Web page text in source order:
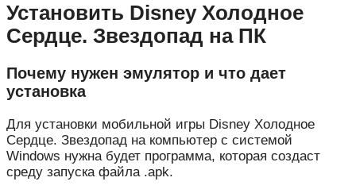
Установить Disney Холодное
Сердце. Звездопад на ПК
Почему нужен эмулятор и что дает
установка
Для установки мобильной игры Disney Холодное
Сердце. Звездопад на компьютер с системой
Windows нужна будет программа, которая создаст
среду запуска файла .apk.